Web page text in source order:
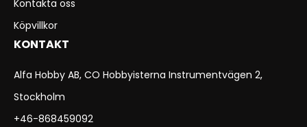
Kontakta oss
Köpvillkor
KONTAKT
Alfa Hobby AB, CO Hobbyisterna Instrumentvägen 2,
Stockholm
+46-868459092